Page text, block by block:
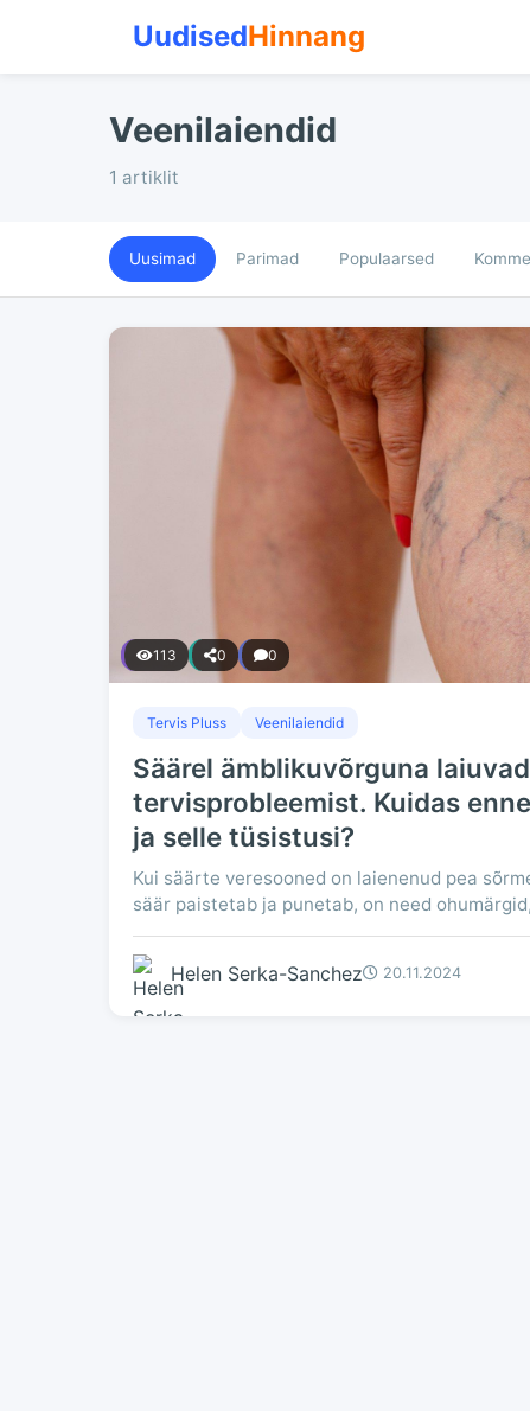
UudisedHinnang
Veenilaiendid
1 artiklit
Uusimad Parimad Populaarsed
113 0 0
Tervis Pluss Veenilaiendid
Säärel ämblikuvõrguna
tervisprobleemist. Kuidas
ja selle tüsistusi?
Kui säärte veresooned on laienenud pea
säär paistetab ja punetab, on need
Helen Serka-Sanchez 20.11.2024